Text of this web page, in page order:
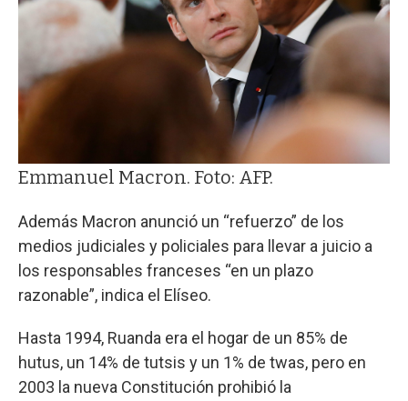
Emmanuel Macron. Foto: AFP.
Además Macron anunció un “refuerzo” de los
medios judiciales y policiales para llevar a juicio a
los responsables franceses “en un plazo
razonable”, indica el Elíseo.
Hasta 1994, Ruanda era el hogar de un 85% de
hutus, un 14% de tutsis y un 1% de twas, pero en
2003 la nueva Constitución prohibió la